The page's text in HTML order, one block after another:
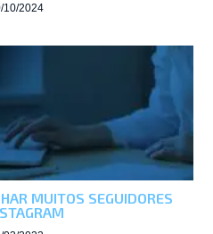
10/2024
MUITOS SEGUIDORES